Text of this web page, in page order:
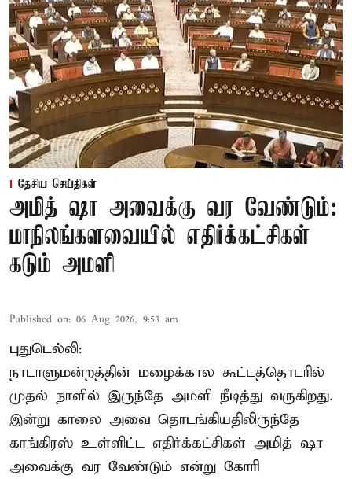
தேசிய செய்திகள்
அமித் ஷா அவைக்கு வர வேண்டும்:
மாநிலங்களவையில் எதிர்க்கட்சிகள்
கடும் அமளி
Published on: 06 Aug 2026, 9:53 am
புதுடெல்லி:
நாடாளுமன்றத்தின் மழைக்கால கூட்டத்தொடரில்
முதல் நாளில் இருந்தே அமளி நீடித்து வருகிறது.
இன்று காலை அவை தொடங்கியதிலிருந்தே
காங்கிரஸ் உள்ளிட்ட எதிர்க்கட்சிகள் அமித் ஷா
அவைக்கு வர வேண்டும் என்று கோரி